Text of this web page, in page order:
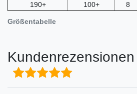
Größentabelle
190+
100+ 8
Kundenrezensionen